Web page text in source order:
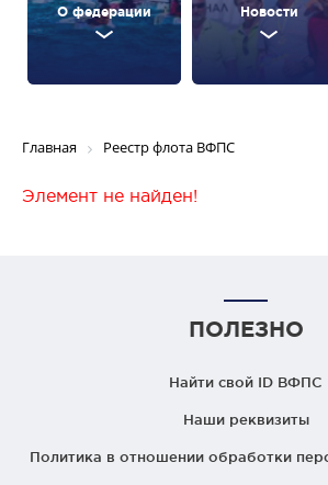
О федерации Новости
Главная Реестр флота ВФПС
Элемент не найден!
ПОЛЕЗНО
Найти свой ID ВФПС
Наши реквизиты
Политика в отношении обработки